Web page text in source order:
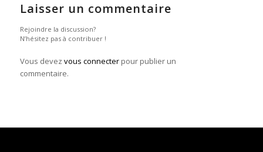
Laisser un commentaire
Rejoindre la discussion?
N’hésitez pas à contribuer !
Vous devez vous connecterpour publier un
commentaire.